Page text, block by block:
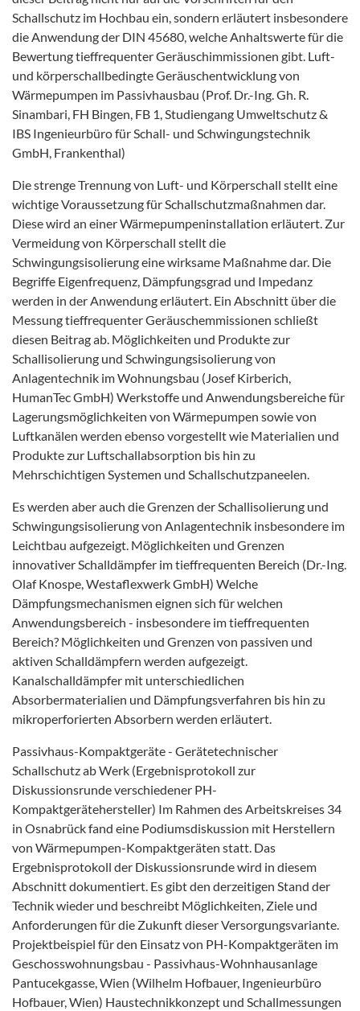
Schallschutz im Hochbau ein, sondern erläutert insbesondere
die Anwendung der DIN 45680, welche Anhaltswerte für die
Bewertung tieffrequenter Geräuschimmissionen gibt. Luft-
und körperschallbedingte Geräuschentwicklung von
Wärmepumpen im Passivhausbau (Prof. Dr.-Ing. Gh. R.
Sinambari, FH Bingen, FB 1, Studiengang Umweltschutz &
IBS Ingenieurbüro für Schall- und Schwingungstechnik
GmbH, Frankenthal)
Die strenge Trennung von Luft- und Körperschall stellt eine
wichtige Voraussetzung für Schallschutzmaßnahmen dar.
Diese wird an einer Wärmepumpeninstallation erläutert. Zur
Vermeidung von Körperschall stellt die
Schwingungsisolierung eine wirksame Maßnahme dar. Die
Begriffe Eigenfrequenz, Dämpfungsgrad und Impedanz
werden in der Anwendung erläutert. Ein Abschnitt über die
Messung tieffrequenter Geräuschemmissionen schließt
diesen Beitrag ab. Möglichkeiten und Produkte zur
Schallisolierung und Schwingungsisolierung von
Anlagentechnik im Wohnungsbau (Josef Kirberich,
HumanTec GmbH) Werkstoffe und Anwendungsbereiche für
Lagerungsmöglichkeiten von Wärmepumpen sowie von
Luftkanälen werden ebenso vorgestellt wie Materialien und
Produkte zur Luftschallabsorption bis hin zu
Mehrschichtigen Systemen und Schallschutzpaneelen.
Es werden aber auch die Grenzen der Schallisolierung und
Schwingungsisolierung von Anlagentechnik insbesondere im
Leichtbau aufgezeigt. Möglichkeiten und Grenzen
innovativer Schalldämpfer im tieffrequenten Bereich (Dr.-Ing.
Olaf Knospe, Westaflexwerk GmbH) Welche
Dämpfungsmechanismen eignen sich für welchen
Anwendungsbereich - insbesondere im tieffrequenten
Bereich? Möglichkeiten und Grenzen von passiven und
aktiven Schalldämpfern werden aufgezeigt.
Kanalschalldämpfer mit unterschiedlichen
Absorbermaterialien und Dämpfungsverfahren bis hin zu
mikroperforierten Absorbern werden erläutert.
Passivhaus-Kompaktgeräte - Gerätetechnischer
Schallschutz ab Werk (Ergebnisprotokoll zur
Diskussionsrunde verschiedener PH-
Kompaktgerätehersteller) Im Rahmen des Arbeitskreises 34
in Osnabrück fand eine Podiumsdiskussion mit Herstellern
von Wärmepumpen-Kompaktgeräten statt. Das
Ergebnisprotokoll der Diskussionsrunde wird in diesem
Abschnitt dokumentiert. Es gibt den derzeitigen Stand der
Technik wieder und beschreibt Möglichkeiten, Ziele und
Anforderungen für die Zukunft dieser Versorgungsvariante.
Projektbeispiel für den Einsatz von PH-Kompaktgeräten im
Geschosswohnungsbau - Passivhaus-Wohnhausanlage
Pantucekgasse, Wien (Wilhelm Hofbauer, Ingenieurbüro
Hofbauer, Wien) Haustechnikkonzept und Schallmessungen